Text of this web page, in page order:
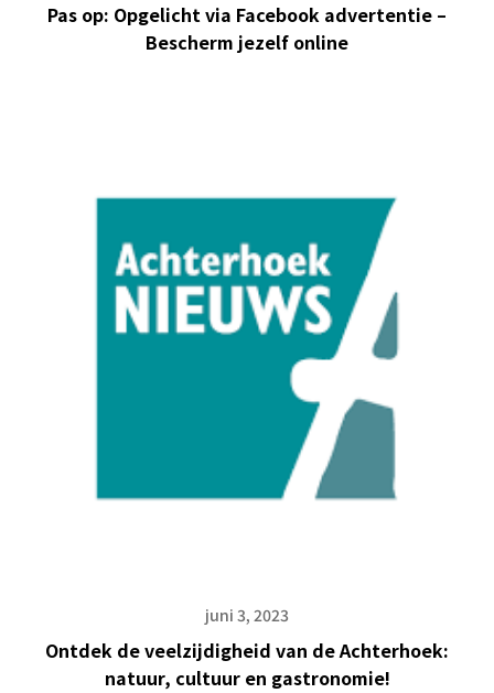
Pas op: Opgelicht via Facebook advertentie –
Bescherm jezelf online
juni 3, 2023
Ontdek de veelzijdigheid van de Achterhoek:
natuur, cultuur en gastronomie!